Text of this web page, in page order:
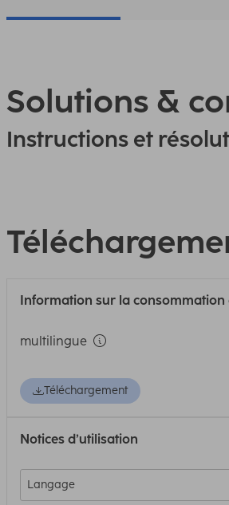
Solutions &
Instructions et
Information sur la consommation
multilingue
Téléchargement
Notices d’utilisation